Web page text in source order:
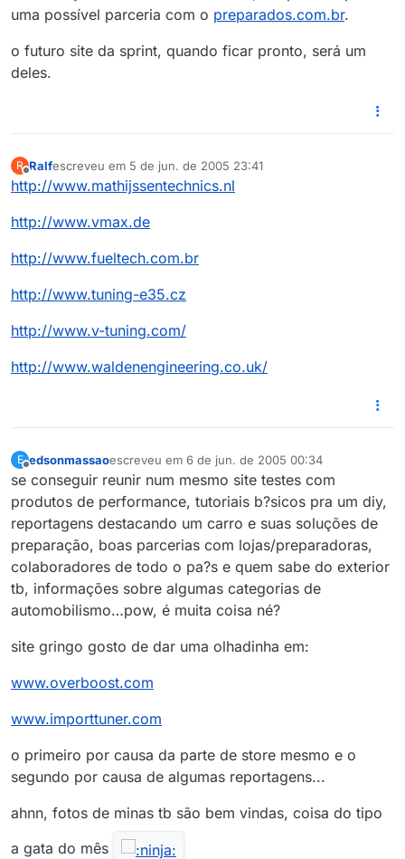
uma possível parceria com o preparados.com.br.
o futuro site da sprint, quando ficar pronto, será um
deles.
R
Offline
Ralfescreveu em 5 de jun. de 2005 23:41
última edição por
http://www.mathijssentechnics.nl
http://www.vmax.de
http://www.fueltech.com.br
http://www.tuning-e35.cz
http://www.v-tuning.com/
http://www.waldenengineering.co.uk/
E edsonmassaoescreveu em 6 de jun. de 2005 00:34
última edição por
se conseguir reunir num mesmo site testes com
produtos de performance, tutoriais b?sicos pra um diy,
reportagens destacando um carro e suas soluções de
preparação, boas parcerias com lojas/preparadoras,
colaboradores de todo o pa?s e quem sabe do exterior
tb, informações sobre algumas categorias de
automobilismo…pow, é muita coisa né?
site gringo gosto de dar uma olhadinha em:
www.overboost.com
www.importtuner.com
o primeiro por causa da parte de store mesmo e o
segundo por causa de algumas reportagens...
ahnn, fotos de minas tb são bem vindas, coisa do tipo
a gata do mês